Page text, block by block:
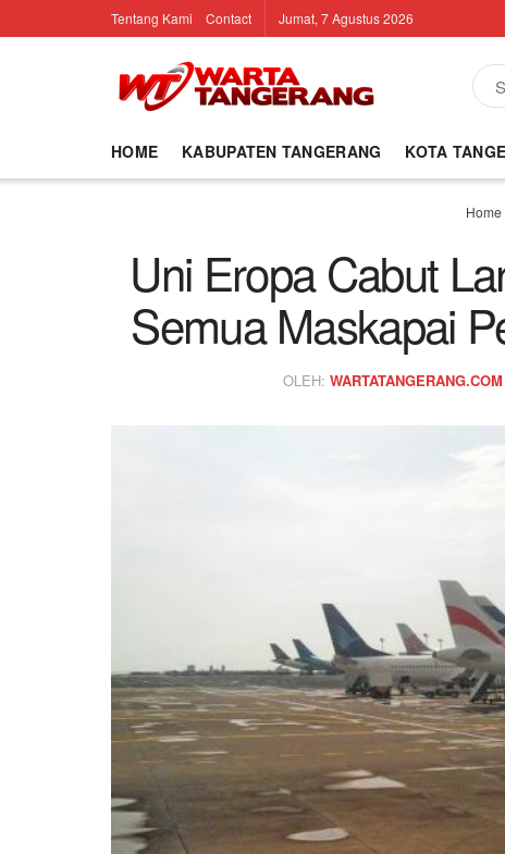
Tentang Kami Contact Jumat, 7 Agustus 2026
HOME KABUPATEN TANGERANG KOTA
Home
Uni Eropa Cabut
Semua Maskapai
OLEH: WARTATANGERANG.COM